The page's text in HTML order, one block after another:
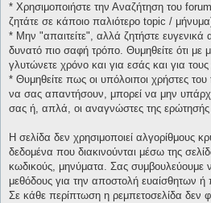
* Χρησιμοποιήστε την Αναζήτηση του
ζητάτε σε κάποιο παλιότερο topic /
* Μην "απαιτείτε", αλλά ζητήστε ευγενικά
δυνατό πιο σαφή τρόπο. Θυμηθείτε ότι με
γλυτώνετε χρόνο και για εσάς και για
* Θυμηθείτε πως οι υπόλοιποι χρήστες
να σας απαντήσουν, μπορεί να μην
σας ή, απλά, οι αναγνώστες της
Η σελίδα δεν χρησιμοποιεί αλγορίθμους
δεδομένα που διακινούνται μέσω της
κωδικούς, μηνύματα. Σας συμβουλεύουμε
μεθόδους για την αποστολή ευαίσθητων
Σε κάθε περίπτωση η ρεμπετοσελίδα δεν